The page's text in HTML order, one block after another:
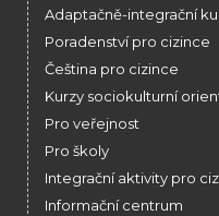
Adaptačně-integrační
Poradenství pro cizince
Čeština pro cizince
Kurzy sociokulturní
Pro veřejnost
Pro školy
Integrační aktivity pro
Informační centrum